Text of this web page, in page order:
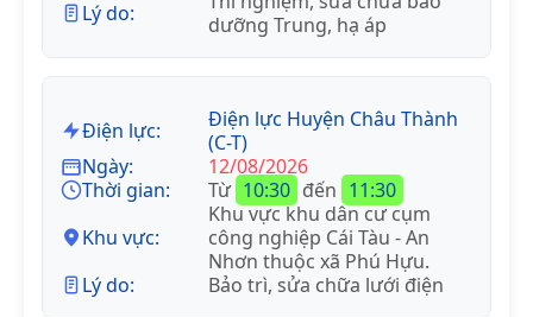
Lý do:
dưỡng Trung, hạ áp
Điện lực:
Điện lực Huyện Châu Thành
(C-T)
Ngày:
12/08/2026
Thời gian:
Từ 10:30 đến 11:30
Khu vực:
Khu vực khu dân cư cụm
công nghiệp Cái Tàu - An
Nhơn thuộc xã Phú Hựu.
Lý do:
Bảo trì, sửa chữa lưới điện